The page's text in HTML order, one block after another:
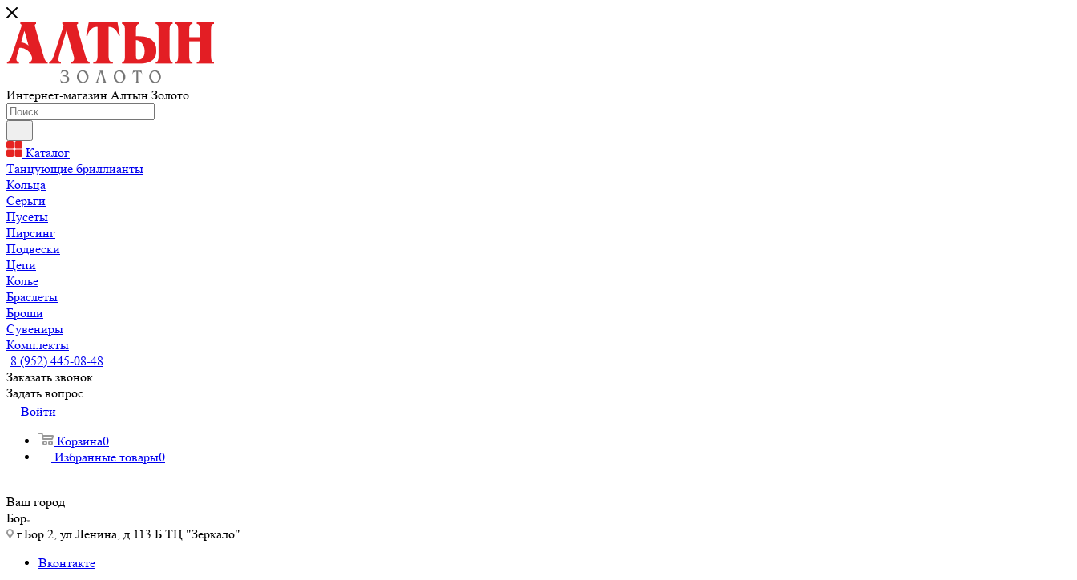
Интернет-магазин Алтын Золото
Каталог
Танцующие бриллианты
Кольца
Серьги
Пусеты
Пирсинг
Подвески
Цепи
Колье
Браслеты
Броши
Сувениры
Комплекты
8 (952) 445-08-48
Заказать звонок
Задать вопрос
Войти
Корзина0
Избранные товары0
Ваш город
Бор
г.Бор 2, ул.Ленина, д.113 Б ТЦ "Зеркало"
Вконтакте